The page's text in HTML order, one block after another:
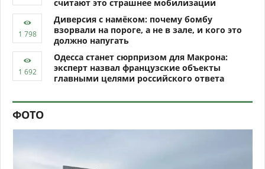
считают это страшнее мобилизации
Диверсия с намёком: почему бомбу
взорвали на пороге, а не в зале, и кого это
должно напугать
Одесса станет сюрпризом для Макрона:
эксперт назвал французские объекты
главными целями российского ответа
ФОТО